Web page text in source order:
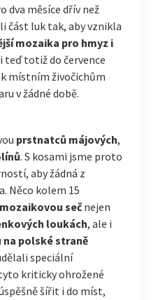
dva měsíce dřív než
část luk tak, aby vznikla
mozaika pro hmyz i
teď totiž do července
místním živočichům
v žádné době.
prstnatců májových,
. S kosami jsme proto
aby žádná z
Něco kolem 15
mozaikovou sečnejen
loukách, ale i
polské straně
speciální
kriticky ohrožené
šířit i do míst,